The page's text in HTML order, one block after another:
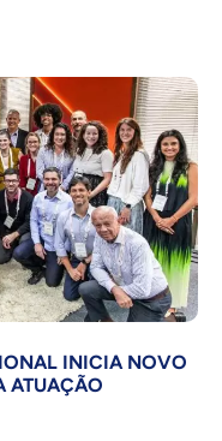
INICIA NOVO
ATUAÇÃO